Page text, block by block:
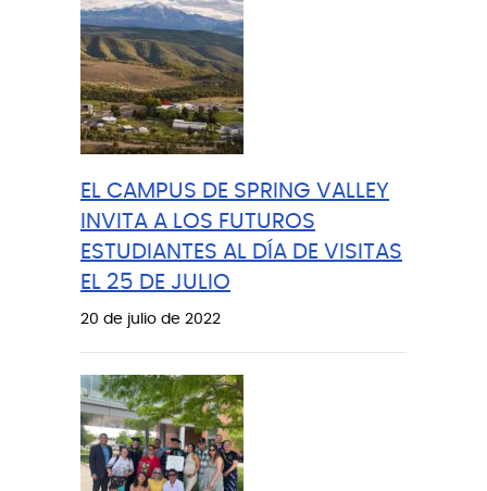
EL CAMPUS DE SPRING VALLEY
INVITA A LOS FUTUROS
ESTUDIANTES AL DÍA DE VISITAS
EL 25 DE JULIO
20 de julio de 2022